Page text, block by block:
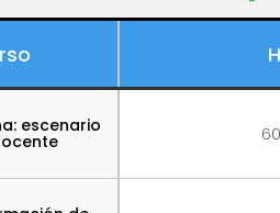
escenario